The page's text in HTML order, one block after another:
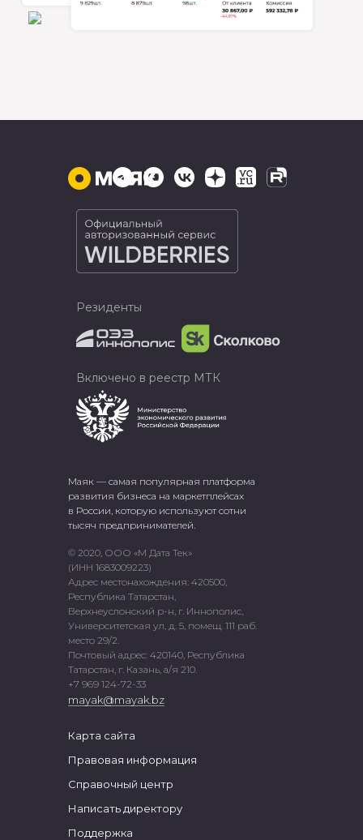
Маяк — самая популярная платформа
развития бизнеса на маркетплейсах
в России, которую используют сотни
тысяч предпринимателей.
© 2020, ООО «М Дата Тек»
(ИНН 1683009223)
Адрес местонахождения: 420500,
Республика Татарстан,
Верхнеуслонский р-н, г. Иннополис,
Университетская ул, д. 5, помещ. 111 раб.
место 29/2.
Почтовый адрес: 420140, Республика
Татарстан, г. Казань, а/я 210.
+7 969 124-72-33
mayak@mayak.bz
Карта сайта
Правовая информация
Справочный центр
Написать директору
Поддержка
Резиденты
Включено в реестр МТК